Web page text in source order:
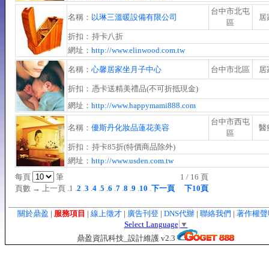
名稱： 以琳三溫暖設備有限公司
台中市北屯
區
居
折扣： 持卡八折
網址： http://www.elinwood.com.tw
名稱： 心馨居家坐月子中心 台中市北區 居
折扣： 憑卡送精美禮品(不可折抵現金)
網址： http://www.happymami888.com
名稱： 優斯丹化妝品蓮花美容
台中市西屯
區
醫
折扣： 持卡85折(特價商品除外)
網址： http://www.usden.com.tw
每頁
筆
1 / 16 頁
頁數 → 上一頁 .1 .2 .3 .4.5 .6 .7.8 .9 .10 .下一頁 下10頁
關於鼎盈 | 服務項目 | 線上徵才 | 廣告刊登 | DNS代辦 | 聯絡我們 | 著作
Select Language ▼
鼎盈資訊科技_設計維護 v2.3